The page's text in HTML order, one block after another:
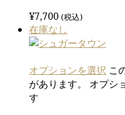
¥7,700 (税込)
在庫なし
オプションを選択 こ
があります。 オプシ
す